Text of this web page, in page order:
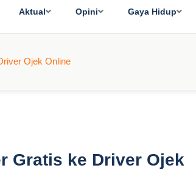
Aktual Opini Gaya Hidup
Ojek Online
Gratis ke Driver Ojek